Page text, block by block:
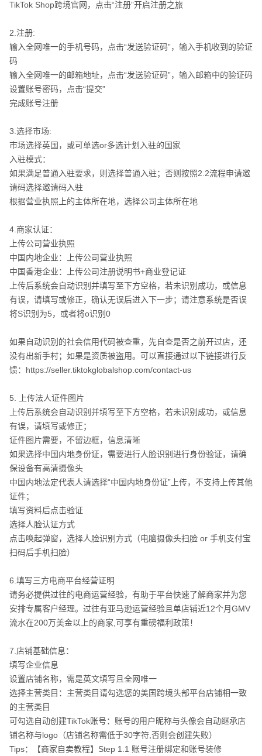
TikTok Shop跨境官网​，点击“注册”开启注册之旅
​2.注册:​
输入全网唯一的手机号码，点击“发送验证码”，输入手机收到的验证
码​
输入全网唯一的邮箱地址，点击“发送验证码”，输入邮箱中的验证码​
设置账号密码，点击“提交”​
完成账号注册
3.选择市场:​
市场选择英国，或可单选or多选计划入驻的国家​
入驻模式：​
如果满足普通入驻要求，则选择普通入驻；否则按照2.2流程申请邀
请码选择邀请码入驻​
根据营业执照上的主体所在地，选择公司主体所在地​
4.商家认证：​
上传公司营业执照​
中国内地企业：上传公司营业执照​
中国香港企业：上传公司注册说明书+商业登记证​
上传后系统会自动识别并填写至下方空格，若未识别成功，或信息
有误，请填写或修正，确认无误后进入下一步；请注意系统是否误
将S识别为5，或者将o识别0​
如果自动识别的社会信用代码被查重，先自查是否之前开过店，还
没有出新手村；如果是资质被盗用。可以直接通过以下链接进行反
馈：https://seller.tiktokglobalshop.com/contact-us ​
5. 上传法人证件图片​
上传后系统会自动识别并填写至下方空格，若未识别成功，或信息
有误，请填写或修正；​
证件图片需要，不留边框，信息清晰​
如果选择中国内地身份证，需要进行人脸识别进行身份验证，请确
保设备有高清摄像头​
中国内地法定代表人请选择“中国内地身份证”上传，不支持上传其他
证件；​
填写资料后点击验证​
选择人脸认证方式​
点击唤起弹窗，选择人脸识别方式（电脑摄像头扫脸 or 手机支付宝
扫码后手机扫脸）​
6.填写三方电商平台经营证明​
请务必提供过往的电商运营经验，有助于平台快速了解商家并为您
安排专属客户经理。过往有亚马逊运营经验且单店铺近12个月GMV
流水在200万美金以上的商家,可享有重磅福利政策！​
7.店铺基础信息：​
填写企业信息​
设置店铺名称，需是英文填写且全网唯一​
选择主营类目：主营类目请勾选您的美国跨境头部平台店铺相一致
的主营类目​
可勾选自动创建TikTok账号：账号的用户昵称与头像会自动继承店
铺名称与logo（店铺名称需低于30字符,否则会创建失败）​
Tips：【商家自卖教程】Step 1.1 账号注册绑定和账号装修​
入驻流程：